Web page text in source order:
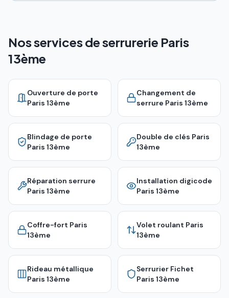
Nos services de serrurerie Paris
13ème
Ouverture de porte
Paris 13ème
Changement de
serrure Paris 13ème
Blindage de porte
Paris 13ème
Double de clés Paris
13ème
Réparation serrure
Paris 13ème
Installation digicode
Paris 13ème
Coffre-fort Paris
13ème
Volet roulant Paris
13ème
Rideau métallique
Paris 13ème
Serrurier Fichet
Paris 13ème